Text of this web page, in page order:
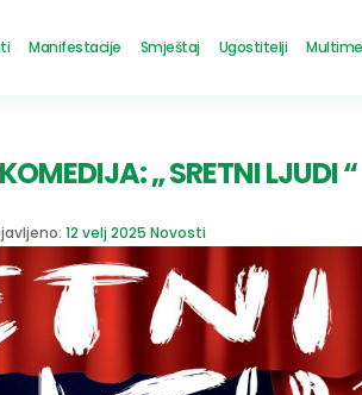
Manifestacije Smještaj Ugostitelji
„ SRETNI LJUDI “
12 velj 2025 Novosti